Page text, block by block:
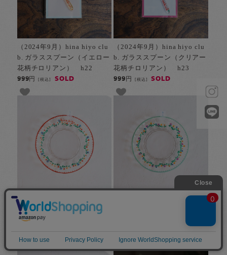
（2024年9月）hina hiyo clu
b. ガラススプーン（イエロー
花柄チロリアン） h22
999円[税込] SOLD
（2024年9月）hina hiyo clu
b. ガラススプーン（クリアー
花柄チロリアン） h23
999円 [税込] SOLD
（2024年11月）hina hiyo cl
ub. ガラス皿（花柄チロリア
ンレッド） h1
（2024年11月）hina hiyo cl